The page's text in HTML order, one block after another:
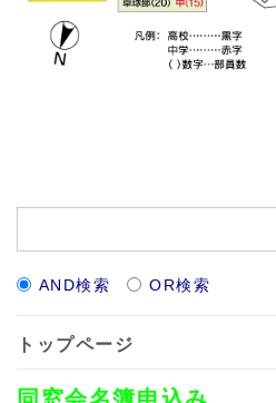
AND検索 OR検索
トップページ